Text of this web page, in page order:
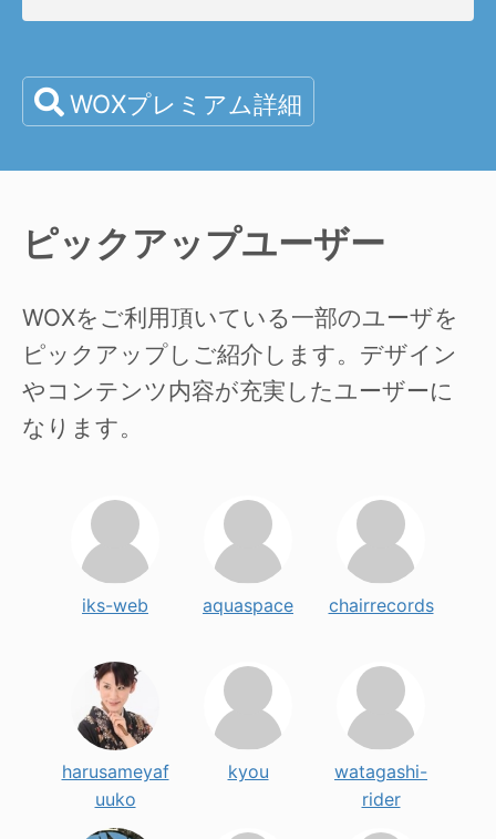
WOXプレミアム詳細
ピックアップユーザー
WOXをご利用頂いている一部のユーザを
ピックアップしご紹介します。デザイン
やコンテンツ内容が充実したユーザーに
なります。
iks-web aquaspace chairrecords
harusameyaf
uuko
kyou
watagashi-
rider